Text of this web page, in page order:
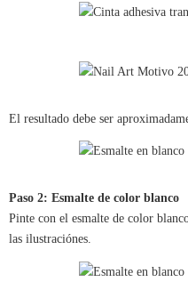
El resultado debe ser
Paso 2: Esmalte de color blanco
Pinte con el esmalte de color
las ilustraciónes.